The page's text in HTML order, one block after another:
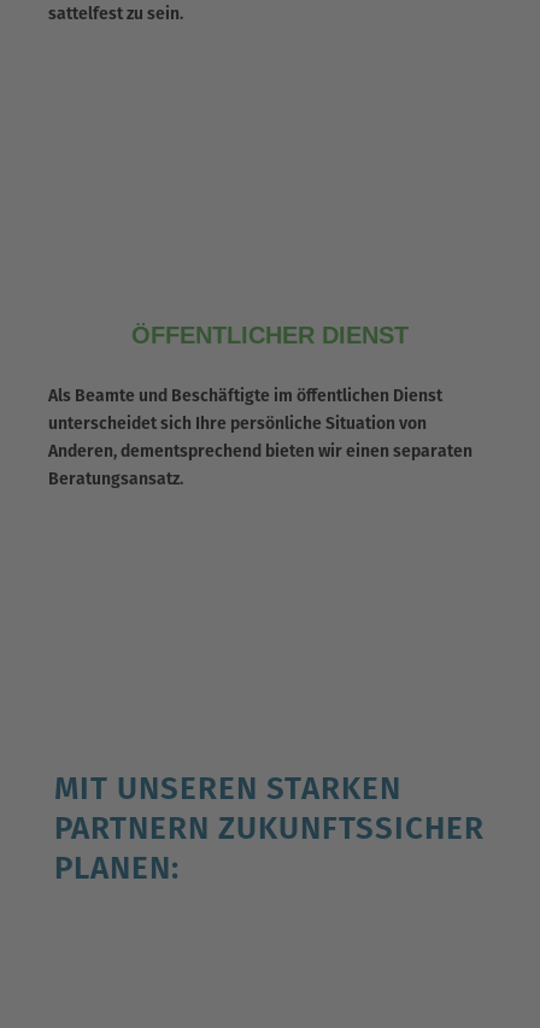
sattelfest zu sein.
ÖFFENTLICHER DIENST
Als Beamte und Beschäftigte im öffentlichen Dienst
unterscheidet sich Ihre persönliche Situation von
Anderen, dementsprechend bieten wir einen separaten
Beratungsansatz.
MIT UNSEREN STARKEN
PARTNERN ZUKUNFTSSICHER
PLANEN: